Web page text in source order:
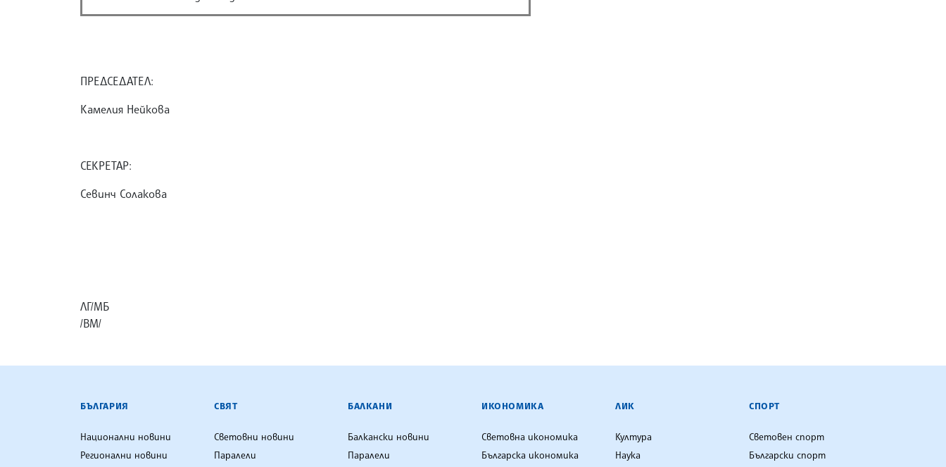
ПРЕДСЕДАТЕЛ:
Камелия Нейкова
СЕКРЕТАР:
Севинч Солакова
ЛГ/МБ
/ВМ/
БЪЛГАРСКА ТЕЛЕГРАФНА АГЕНЦИЯ
БЪЛГАРИЯ
Национални новини
Регионални новини
СВЯТ
Световни новини
Паралели
БАЛКАНИ
Балкански новини
Паралели
ИКОНОМИКА
Световна икономика
Българска икономика
ЛИК
Култура
Наука
СПОРТ
Световен спорт
Български спорт